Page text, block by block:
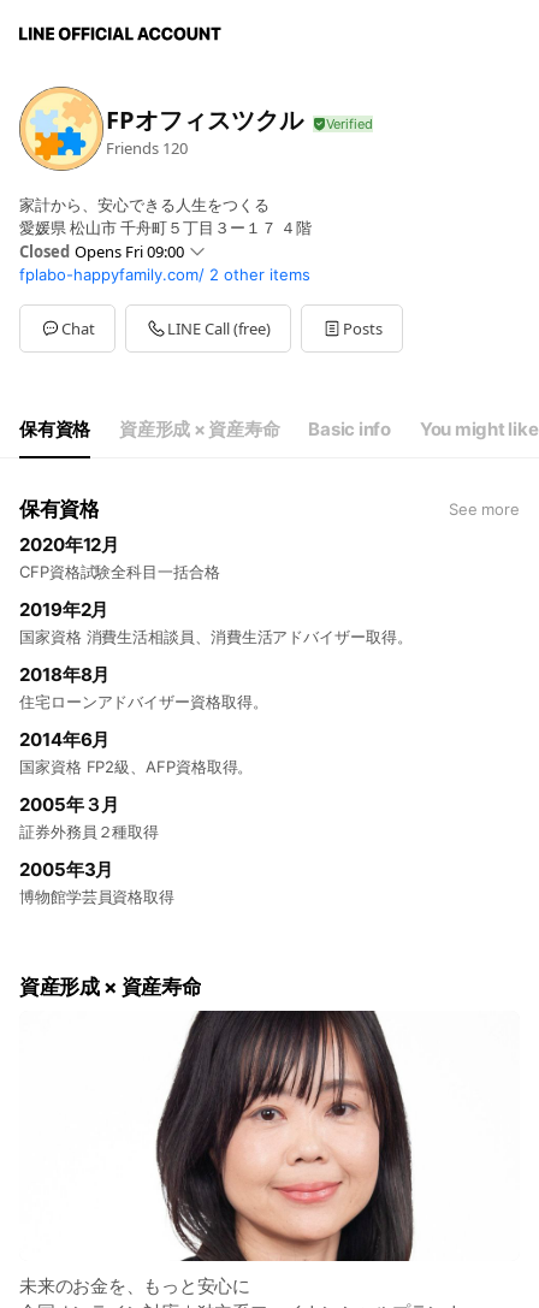
FPオフィスツクル
Friends 120
家計から、安心できる人生をつくる
愛媛県 松山市 千舟町５丁目３ー１７ ４階
Closed Opens Fri 09:00
SunClosed
Mon09:00 - 17:00,20:00 - 22:00
Tue09:00 - 17:00,20:00 - 22:00
Wed09:00 - 17:00,20:00 - 22:00
Sat 09:00 - 17:00,20:00 - 22:00
完全予約制です。時間外のご相談はお問い合わせください。
fplabo-happyfamily.com/ 2 other items
Chat LINE Call (free) Posts
保有資格 資産形成 × 資産寿命 Basic info You might like
保有資格 See more
2020年12月
CFP資格試験全科目一括合格
2019年2月
国家資格 消費生活相談員、消費生活アドバイザー取得。
2018年8月
住宅ローンアドバイザー資格取得。
2014年6月
国家資格 FP2級、AFP資格取得。
2005年３月
証券外務員２種取得
2005年3月
博物館学芸員資格取得
資産形成 × 資産寿命
未来のお金を、もっと安心に